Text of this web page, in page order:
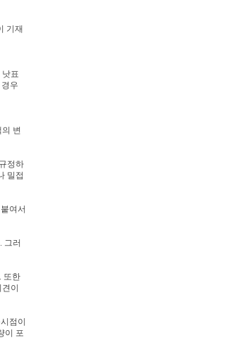
기재
표
우
변
정하
밀접
여서
그러
또한
이
점이
이 포